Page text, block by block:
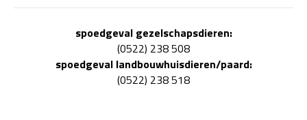
spoedgeval gezelschapsdieren:
(0522) 238 508
spoedgeval landbouwhuisdieren/paard:
(0522) 238 518